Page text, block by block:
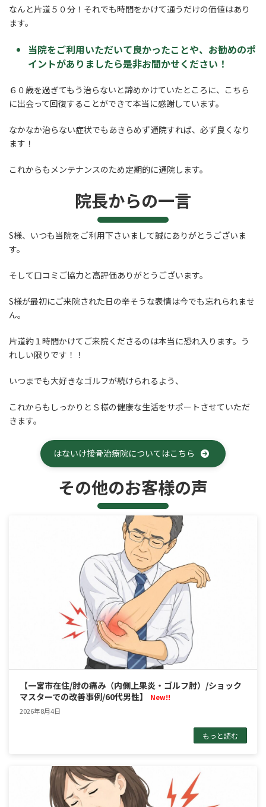
なんと片道５０分！それでも時間をかけて通うだけの価値はあり
ます。
当院をご利用いただいて良かったことや、お勧めのポ
イントがありましたら是非お聞かせください！
６０歳を過ぎてもう治らないと諦めかけていたところに、こちら
に出会って回復することができて本当に感謝しています。
なかなか治らない症状でもあきらめず通院すれば、必ず良くなり
ます！
これからもメンテナンスのため定期的に通院します。
院長からの一言
S様、いつも当院をご利用下さいまして誠にありがとうございま
す。
そして口コミご協力と高評価ありがとうございます。
S様が最初にご来院された日の辛そうな表情は今でも忘れられませ
ん。
片道約１時間かけてご来院くださるのは本当に恐れ入ります。う
れしい限りです！！
いつまでも大好きなゴルフが続けられるよう、
これからもしっかりとＳ様の健康な生活をサポートさせていただ
きます。
はないけ接骨治療院についてはこちら
その他のお客様の声
【一宮市在住/肘の痛み（内側上果炎・ゴルフ肘）/ショック
マスターでの改善事例/60代男性】
New!!
2026年8月4日
もっと読む